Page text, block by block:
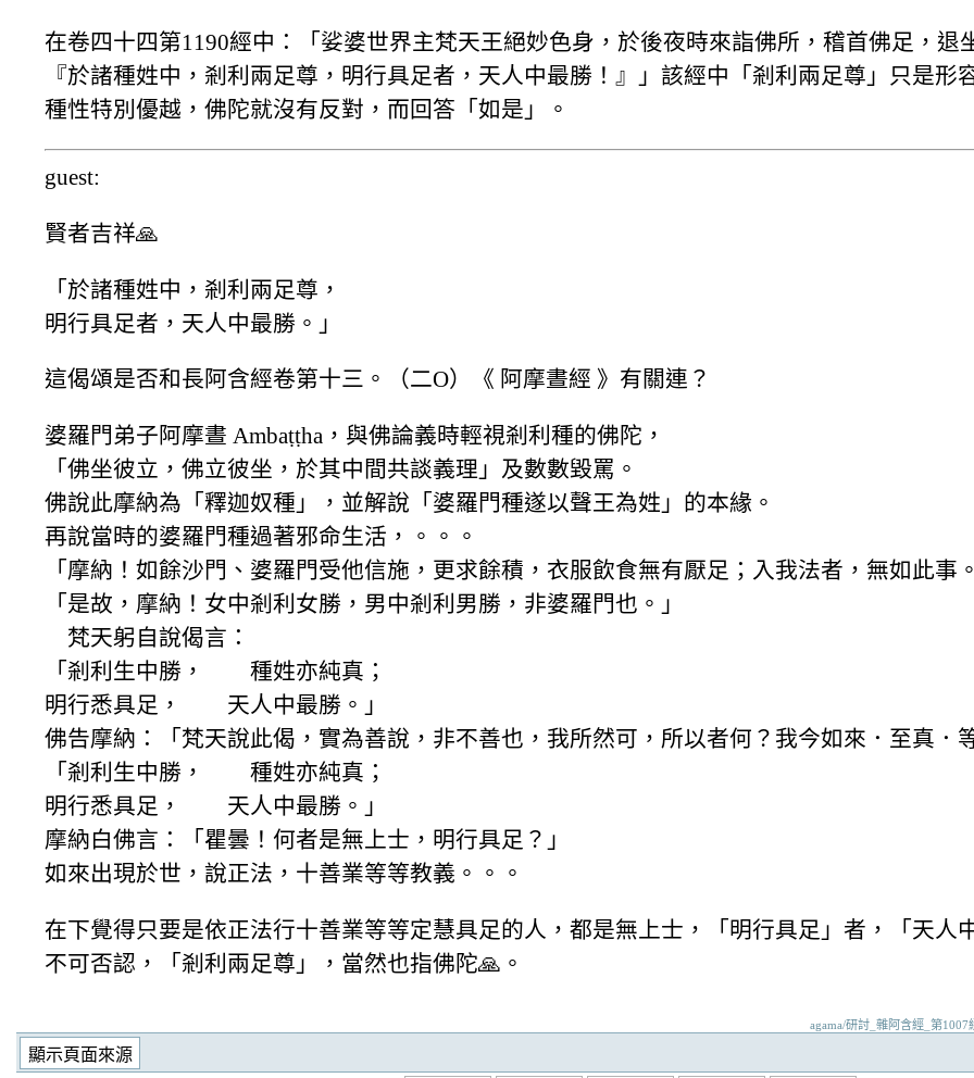
在卷四十四第1190經中：「娑婆世界主梵天王絕妙色身，於後夜時來詣佛所，稽首佛足，退
『於諸種姓中，剎利兩足尊，明行具足者，天人中最勝！』」該經中「剎利兩足尊」只是形
種性特別優越，佛陀就沒有反對，而回答「如是」。
guest:
賢者吉祥🙏
「於諸種姓中，剎利兩足尊，
明行具足者，天人中最勝。」
這偈頌是否和長阿含經卷第十三。（二O）《 阿摩晝經 》有關連？
婆羅門弟子阿摩晝 Ambaṭṭha，與佛論義時輕視剎利種的佛陀，
「佛坐彼立，佛立彼坐，於其中間共談義理」及數數毀罵。
佛說此摩納為「釋迦奴種」，並解說「婆羅門種遂以聲王為姓」的本緣。
再說當時的婆羅門種過著邪命生活，。。。
「摩納！如餘沙門、婆羅門受他信施，更求餘積，衣服飲食無有厭足；入我法者，無如此事
「是故，摩納！女中剎利女勝，男中剎利男勝，非婆羅門也。」
梵天躬自說偈言：
「剎利生中勝， 種姓亦純真；
明行悉具足， 天人中最勝。」
佛告摩納：「梵天說此偈，實為善說，非不善也，我所然可，所以者何？我今如來．至真．
「剎利生中勝， 種姓亦純真；
明行悉具足， 天人中最勝。」
摩納白佛言：「瞿曇！何者是無上士，明行具足？」
如來出現於世，說正法，十善業等等教義。。。
在下覺得只要是依正法行十善業等等定慧具足的人，都是無上士，「明行具足」者，「天人
不可否認，「剎利兩足尊」，當然也指佛陀🙏。
agama/研討_雜阿含經_第